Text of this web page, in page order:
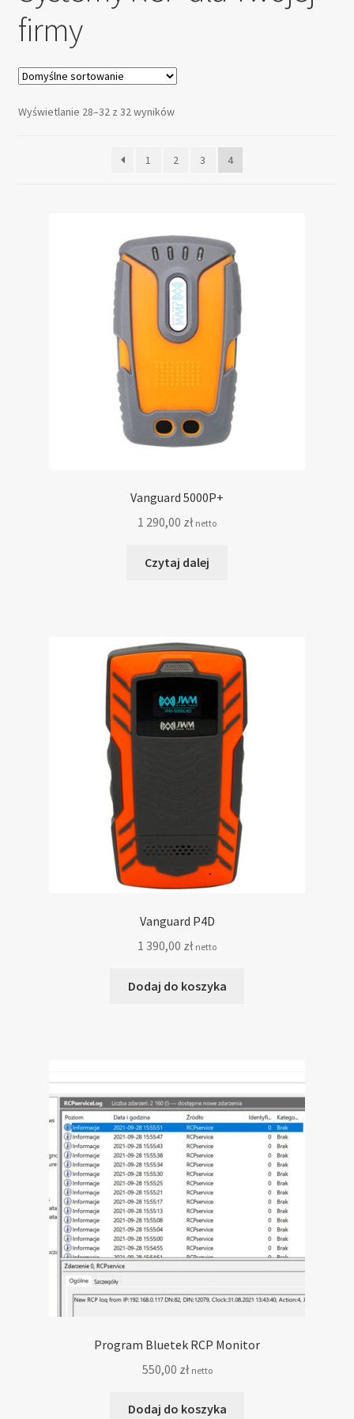
Integracja z innymi programami
rejestratorów Realand, ZKTeco, TimeLok
Najczęściej zadawane pytania
Opis dostępnych licencji programu Report
Wybór modelu rejestratora
Regulamin sklepu
firmy
Wyświetlanie 28–32 z 32 wyników
1 2 3 4
Vanguard 5000P+
1 290,00 zł netto
Czytaj dalej
Vanguard P4D
1 390,00 zł netto
Dodaj do koszyka
Program Bluetek RCP Monitor
550,00 zł netto
Dodaj do koszyka